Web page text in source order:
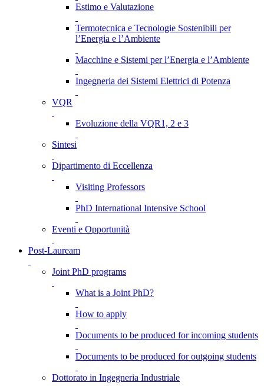
Estimo e Valutazione
Termotecnica e Tecnologie Sostenibili per
l’Energia e l’Ambiente
Macchine e Sistemi per l’Energia e l’Ambiente
Ingegneria dei Sistemi Elettrici di Potenza
VQR
Evoluzione della VQR1, 2 e 3
Sintesi
Dipartimento di Eccellenza
Visiting Professors
PhD International Intensive School
Eventi e Opportunità
Post-Lauream
Joint PhD programs
What is a Joint PhD?
How to apply
Documents to be produced for incoming students
Documents to be produced for outgoing students
Dottorato in Ingegneria Industriale